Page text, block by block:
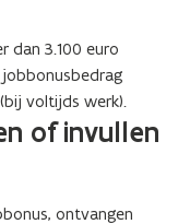
dan 3.100 euro
voltijds werk).
of invullen
ontvangen